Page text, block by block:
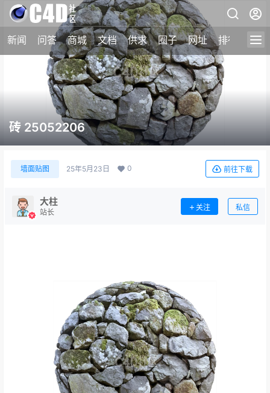
新闻 问答 商城 文档 供求 圈子 网址 排行榜
砖 25052206
墙面贴图 25年5月23日 0 前往下载
大柱
站长
关注 私信